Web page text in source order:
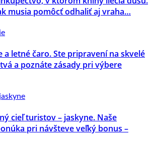
musia pomôcť odhaliť aj vraha…
a letné čaro. Ste pripravení na skvelé
a poznáte zásady pri výbere
cieľ turistov – jaskyne. Naše
pri návšteve veľký bonus –